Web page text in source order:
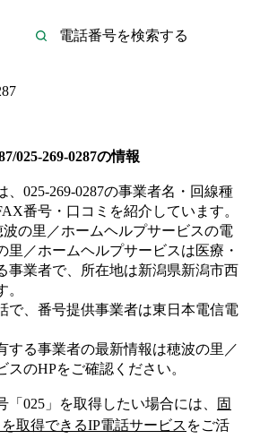
025-269-0287の情報
025-269-0287の事業者名・回線種
番号・口コミを紹介しています。
波の里／ホームヘルプサービスの電
里／ホームヘルプサービスは医療・
事業者で、所在地は新潟県新潟市西
。
で、番号提供事業者は東日本電信電
する事業者の最新情報は穂波の里／
スのHPをご確認ください。
「 025 」を取得したい場合には、
固
を取得できるIP電話サービス をご活